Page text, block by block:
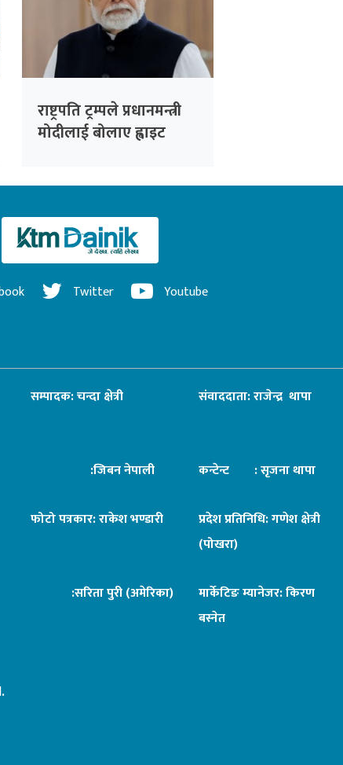
राष्ट्रपति ट्रम्पले प्रधानमन्त्री
मोदीलाई बोलाए ह्वाइट
Twitter Youtube
सम्पादक: चन्दा क्षेत्री संवाददाता: राजेन्द्र थापा
:जिबन नेपाली कन्टेन्ट : सृजना थापा
फोटो पत्रकार: राकेश भण्डारी
प्रदेश प्रतिनिधि: गणेश क्षेत्री
(पोखरा)
:सरिता पुरी (अमेरिका)
मार्केटिङ म्यानेजर: किरण
बस्नेत